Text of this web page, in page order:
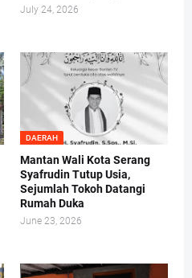
July 24, 2026
DAERAH
Mantan Wali Kota Serang
Syafrudin Tutup Usia,
Sejumlah Tokoh Datangi
Rumah Duka
June 23, 2026